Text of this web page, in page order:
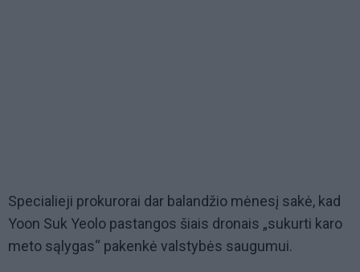
Specialieji prokurorai dar balandžio mėnesį sakė, kad
Yoon Suk Yeolo pastangos šiais dronais „sukurti karo
meto sąlygas“ pakenkė valstybės saugumui.